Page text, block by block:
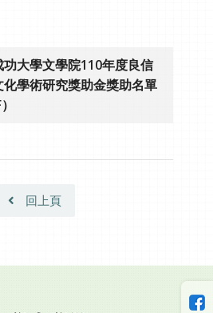
功大學文學院110年度良信
化學術研究獎助金獎助名單
新視窗）
回上頁